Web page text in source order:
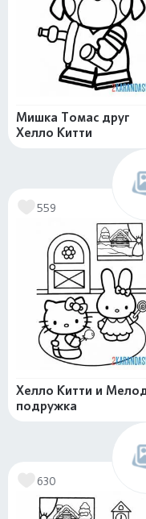
Мишка Томас друг
Хелло Китти
559
Хелло Китти и
подружка
630